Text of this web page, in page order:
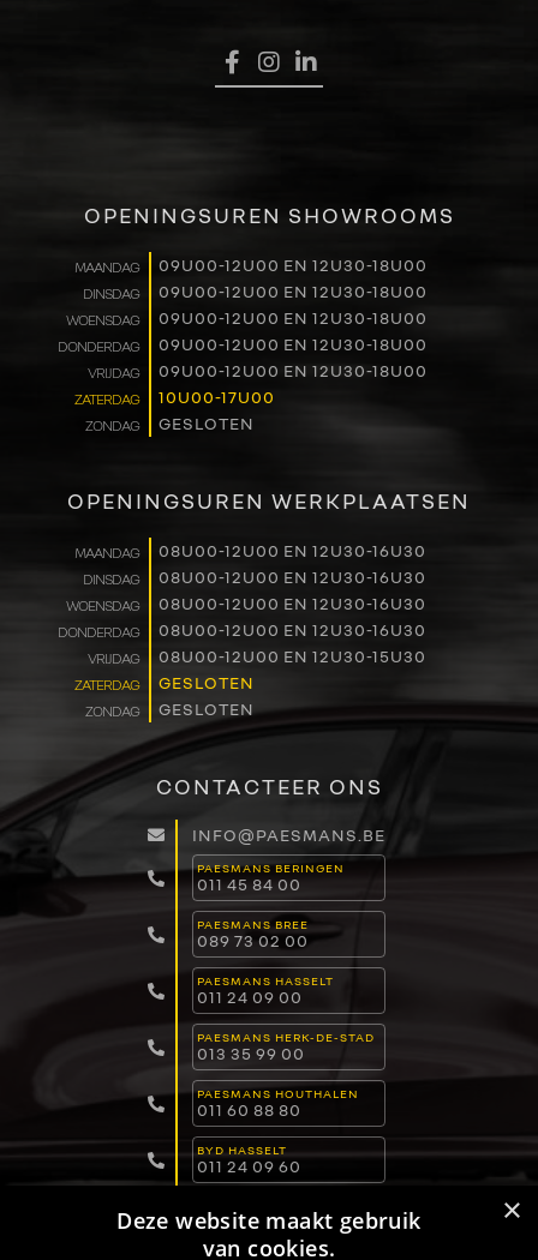
RENAULT PRO+
NAVERKOOP
VERHUUR
NIEUWS
OVER ONS
WERKEN BIJ
CONTACT
OPENINGSUREN SHOWROOMS
MAANDAG 09U00-12U00 EN 12U30-18U00
DINSDAG 09U00-12U00 EN 12U30-18U00
WOENSDAG 09U00-12U00 EN 12U30-18U00
DONDERDAG 09U00-12U00 EN 12U30-18U00
VRIJDAG 09U00-12U00 EN 12U30-18U00
ZATERDAG 10U00-17U00
ZONDAG GESLOTEN
OPENINGSUREN WERKPLAATSEN
MAANDAG 08U00-12U00 EN 12U30-16U30
DINSDAG 08U00-12U00 EN 12U30-16U30
WOENSDAG 08U00-12U00 EN 12U30-16U30
DONDERDAG 08U00-12U00 EN 12U30-16U30
VRIJDAG 08U00-12U00 EN 12U30-15U30
ZATERDAG GESLOTEN
ZONDAG GESLOTEN
CONTACTEER ONS
INFO@PAESMANS.BE
PAESMANS BERINGEN
011 45 84 00
PAESMANS BREE
089 73 02 00
PAESMANS HASSELT
011 24 09 00
PAESMANS HERK-DE-STAD
013 35 99 00
PAESMANS HOUTHALEN
011 60 88 80
BYD HASSELT
011 24 09 60
011 15 04 00 ×
Deze website maakt gebruik
van cookies.